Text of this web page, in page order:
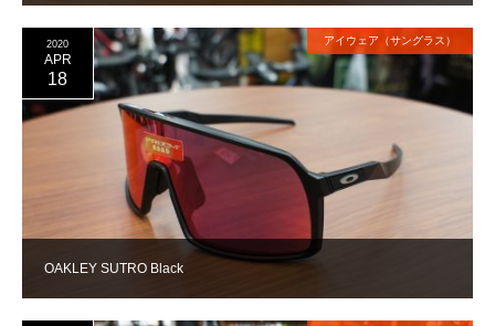
OAKLEY SUTRO Black
2020
APR
18
アイウェア（サングラス）